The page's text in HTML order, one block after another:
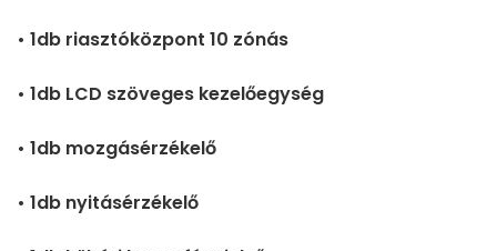
• 1db riasztóközpont 10 zónás
• 1db LCD szöveges kezelőegység
• 1db mozgásérzékelő
• 1db nyitásérzékelő